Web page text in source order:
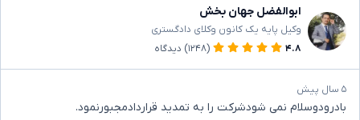
ابوالفضل جهان بخش
وکیل پایه یک کانون وکلای دادگستری
۴.۸
(۱۲۴۸) دیدگاه
۵ سال پیش
بادرودوسلام نمی شودشرکت را به تمدید قراردادمجبورنمود.